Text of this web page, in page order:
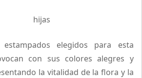
elegidos para esta
con sus colores alegres y
la vitalidad de la flora y la